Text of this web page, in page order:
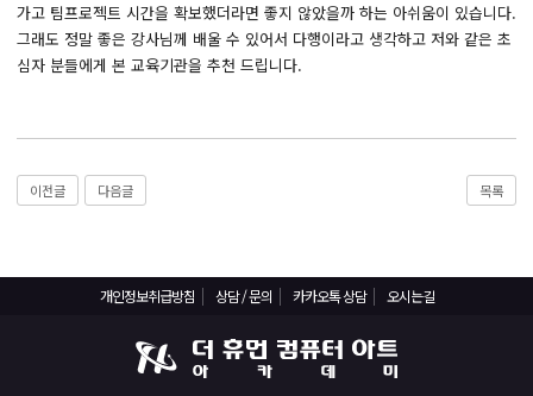
가고 팀프로젝트 시간을 확보했더라면 좋지 않았을까 하는 아쉬움이 있습니다.
그래도 정말 좋은 강사님께 배울 수 있어서 다행이라고 생각하고 저와 같은 초
심자 분들에게 본 교육기관을 추천 드립니다.
이전글 다음글 목록
개인정보취급방침 상담 / 문의 카카오톡 상담 오시는길
디지털컨버전스 자바(JAVA)개발자(전자정부 프레임워크/SPRING)
전산세무회계 자격취득과정[전산회계1급/전산세무2급/FAT1급/TAT2급]
일러스트 자격증 취득과정(GTQi 1급)
전산세무 2급 / TAT 2급 자격증 취득과정